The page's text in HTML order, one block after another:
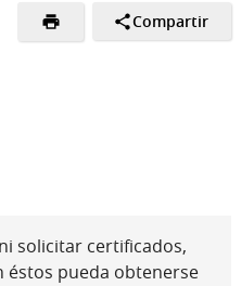
Compartir
solicitar certificados,
pueda obtenerse